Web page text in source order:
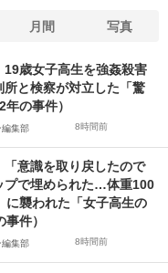
月間 写真
19歳女子高生を強姦殺害
と検察が対立した「驚
の事件）
編集部 8時間前
「意識を取り戻したので
プで埋められた…体重100
に襲われた「女子高生の
件）
編集部 8時間前